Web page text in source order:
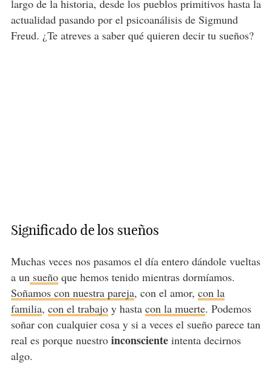
largo de la historia, desde los pueblos primitivos hasta la
actualidad pasando por el psicoanálisis de Sigmund
Freud. ¿Te atreves a saber qué quieren decir tu sueños?
Significado de los sueños
Muchas veces nos pasamos el día entero dándole vueltas
a un sueñoque hemos tenido mientras dormíamos.
Soñamos con nuestra pareja, con el amor, con la
familia, con el trabajoy hasta con la muerte. Podemos
soñar con cualquier cosa y si a veces el sueño parece tan
real es porque nuestro inconscienteintenta decirnos
algo.